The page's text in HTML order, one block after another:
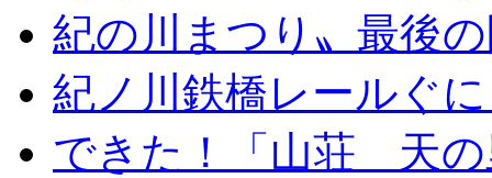
紀の川まつり〟最後
紀ノ川鉄橋レールぐ
できた！「山荘 天の